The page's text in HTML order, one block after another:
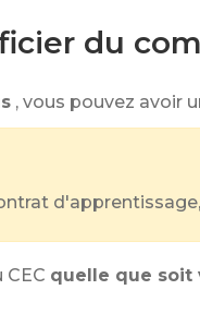
du
, vous pouvez avoir
quelle que soit